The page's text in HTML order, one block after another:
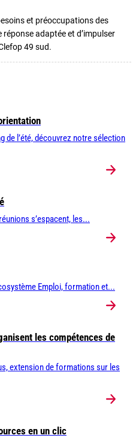
et préoccupations des
adaptée et d’impulser
49 sud.
de l’été, découvrez notre sélection
s’espacent, les...
Emploi, formation et...
les compétences de
extension de formations sur les
en un clic